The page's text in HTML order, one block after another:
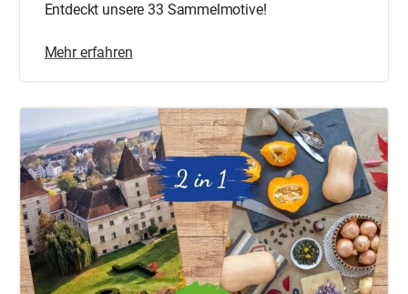
Entdeckt unsere 33 Sammelmotive!
Mehr erfahren